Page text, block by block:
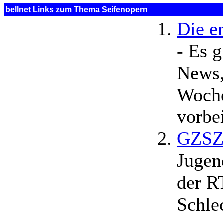
bellnet Links zum Thema Seifenopern
Die
- Es
der